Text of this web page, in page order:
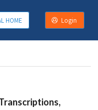
HOME Login